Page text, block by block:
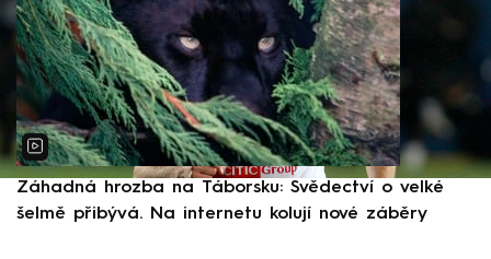
Záhadná hrozba na Táborsku: Svědectví o velké
šelmě přibývá. Na internetu kolují nové záběry